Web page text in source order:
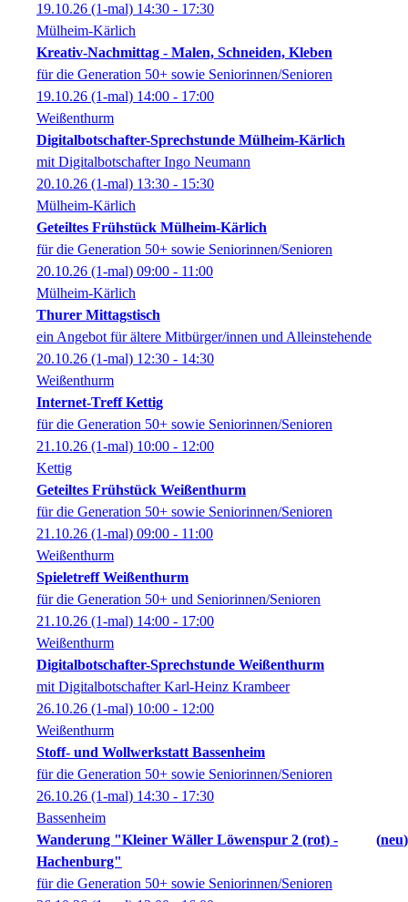
19.10.26 (1-mal) 14:30 - 17:30
Mülheim-Kärlich
Kreativ-Nachmittag - Malen, Schneiden, Kleben
für die Generation 50+ sowie Seniorinnen/Senioren
19.10.26 (1-mal) 14:00 - 17:00
Weißenthurm
Digitalbotschafter-Sprechstunde Mülheim-Kärlich
mit Digitalbotschafter Ingo Neumann
20.10.26 (1-mal) 13:30 - 15:30
Mülheim-Kärlich
Geteiltes Frühstück Mülheim-Kärlich
für die Generation 50+ sowie Seniorinnen/Senioren
20.10.26 (1-mal) 09:00 - 11:00
Mülheim-Kärlich
Thurer Mittagstisch
ein Angebot für ältere Mitbürger/innen und Alleinstehende
20.10.26 (1-mal) 12:30 - 14:30
Weißenthurm
Internet-Treff Kettig
für die Generation 50+ sowie Seniorinnen/Senioren
21.10.26 (1-mal) 10:00 - 12:00
Kettig
Geteiltes Frühstück Weißenthurm
für die Generation 50+ sowie Seniorinnen/Senioren
21.10.26 (1-mal) 09:00 - 11:00
Weißenthurm
Spieletreff Weißenthurm
für die Generation 50+ und Seniorinnen/Senioren
21.10.26 (1-mal) 14:00 - 17:00
Weißenthurm
Digitalbotschafter-Sprechstunde Weißenthurm
mit Digitalbotschafter Karl-Heinz Krambeer
26.10.26 (1-mal) 10:00 - 12:00
Weißenthurm
Stoff- und Wollwerkstatt Bassenheim
für die Generation 50+ sowie Seniorinnen/Senioren
26.10.26 (1-mal) 14:30 - 17:30
Bassenheim
Wanderung "Kleiner Wäller Löwenspur 2 (rot) -
Hachenburg"
neu
für die Generation 50+ sowie Seniorinnen/Senioren